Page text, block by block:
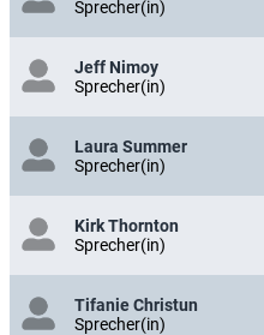
Sprecher(in)
Jeff Nimoy
Sprecher(in)
Laura Summer
Sprecher(in)
Kirk Thornton
Sprecher(in)
Tifanie Christun
Sprecher(in)